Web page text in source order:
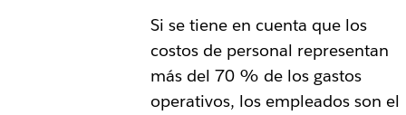
Si se tiene en cuenta que los
costos de personal representan
más del 70 % de los gastos
operativos, los empleados son el